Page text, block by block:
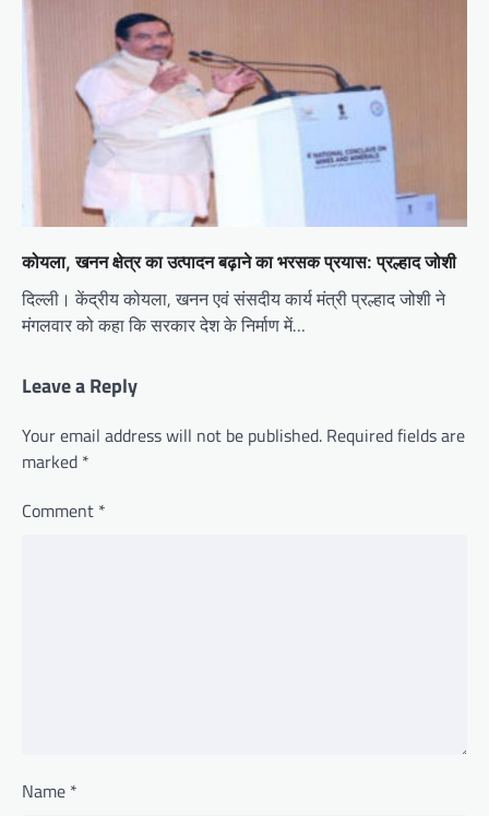
कोयला, खनन क्षेत्र का उत्पादन बढ़ाने का भरसक प्रयास: प्रल्हाद जोशी
दिल्ली। केंद्रीय कोयला, खनन एवं संसदीय कार्य मंत्री प्रल्हाद जोशी ने
मंगलवार को कहा कि सरकार देश के निर्माण में…
Leave a Reply
Your email address will not be published. Required fields are
marked *
Comment *
Name *